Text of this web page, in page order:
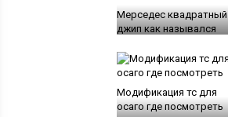
Мерседес квадратный
джип как назывался
Модификация тс для
осаго где посмотреть